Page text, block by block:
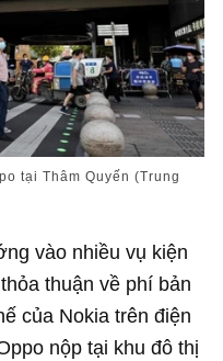
tại Thâm Quyến (Trung
vào nhiều vụ kiện
thuận về phí bản
của Nokia trên điện
nộp tại khu đô thị